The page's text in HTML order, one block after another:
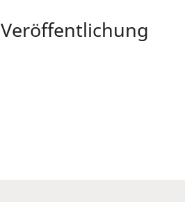
Veröffentlichung